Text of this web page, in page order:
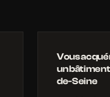
Vous
un
de-Seine